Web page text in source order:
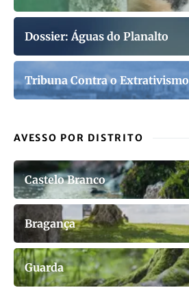
Dossier: Águas do Planalto
Tribuna Contra o Extrativismo
AVESSO POR DISTRITO
Castelo Branco
Bragança
Guarda